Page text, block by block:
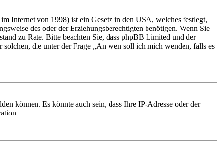
Internet von 1998) ist ein Gesetz in den USA, welches festlegt,
des oder der Erziehungsberechtigten benötigen. Wenn Sie
zu Rate. Bitte beachten Sie, dass phpBB Limited und der
die unter der Frage „An wen soll ich mich wenden, falls es
können. Es könnte auch sein, dass Ihre IP-Adresse oder der